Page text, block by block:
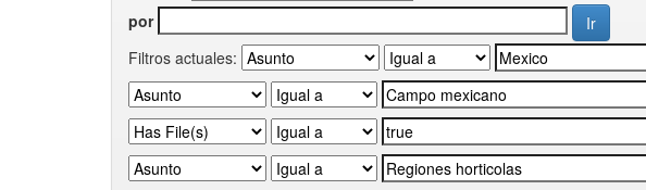
por
Filtros actuales: